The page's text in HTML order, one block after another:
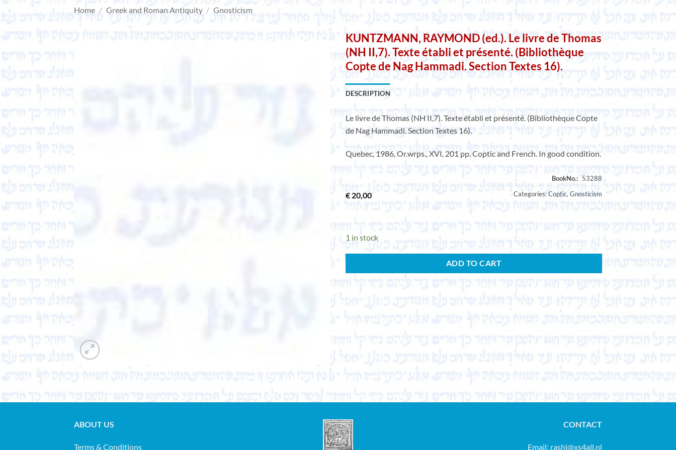
Home / Greek and Roman Antiquity / Gnosticism
KUNTZMANN, RAYMOND (ed.). Le livre de Thomas
(NH II,7). Texte établi et présenté. (Bibliothèque
Copte de Nag Hammadi. Section Textes 16).
DESCRIPTION
Le livre de Thomas (NH II,7). Texte établi et présenté. (Bibliothèque Copte
de Nag Hammadi. Section Textes 16).
Quebec, 1986, Or.wrps., XVI, 201 pp. Coptic and French. In good condition.
€ 20,00 Categories:Coptic, Gnosticism
1 in stock
ADD TO CART
ABOUT US
Terms & Conditions
CONTACT
Email: rashi@xs4all.nl